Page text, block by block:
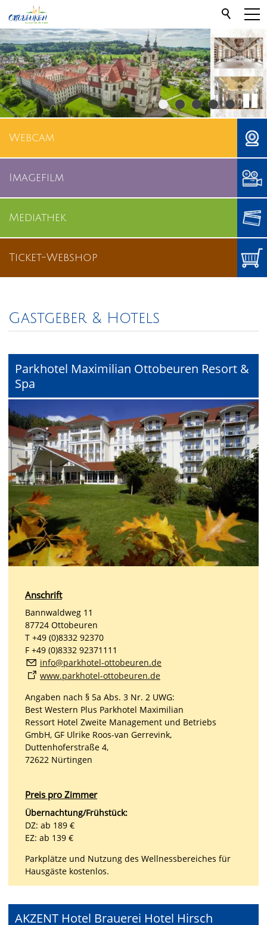
Webcam
Imagefilm
Mediathek
Ticket-Webshop
Gastgeber & Hotels
Parkhotel Maximilian Ottobeuren Resort &
Spa
Anschrift
Bannwaldweg 11
87724 Ottobeuren
T +49 (0)8332 92370
F +49 (0)8332 92371111
nf
p rkh t l- tt b r n d
www.parkhotel-ottobeuren.de
Angaben nach § 5a Abs. 3 Nr. 2 UWG:
Best Western Plus Parkhotel Maximilian
Ressort Hotel Zweite Management und Betriebs
GmbH, GF Ulrike Roos-van Gerrevink,
Duttenhoferstraße 4,
72622 Nürtingen
Preis pro Zimmer
Übernachtung/Frühstück:
DZ: ab 189 €
EZ: ab 139 €
Parkplätze und Nutzung des Wellnessbereiches für
Hausgäste kostenlos.
AKZENT Hotel Brauerei Hotel Hirsch